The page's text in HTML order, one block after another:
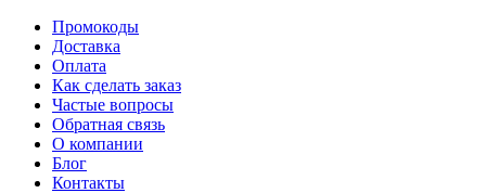
Промокоды
Доставка
Оплата
Как сделать заказ
Частые вопросы
Обратная связь
О компании
Блог
Контакты